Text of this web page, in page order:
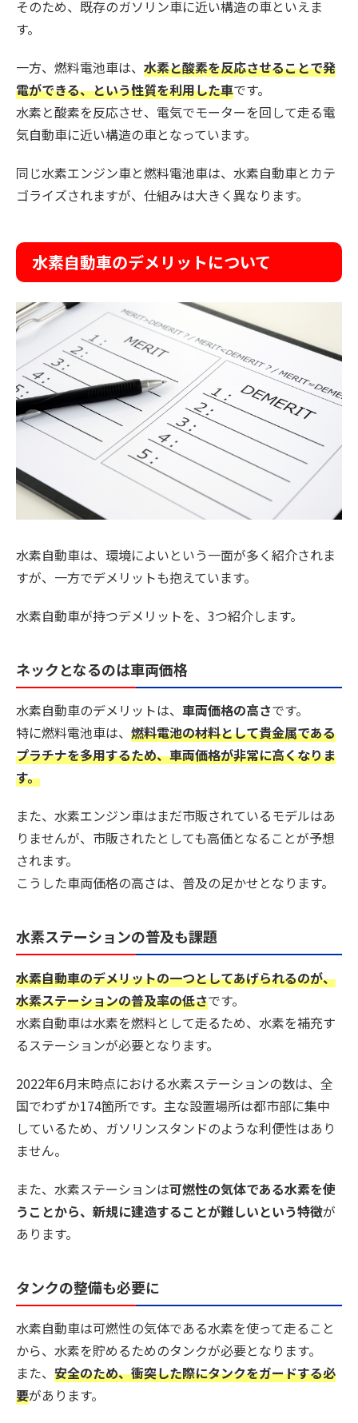
そのため、既存のガソリン車に近い構造の車といえま
す。
一方、燃料電池車は、 水素と酸素を反応させることで発
電ができる、という性質を利用した車です。
水素と酸素を反応させ、電気でモーターを回して走る電
気自動車に近い構造の車となっています。
同じ水素エンジン車と燃料電池車は、水素自動車とカテ
ゴライズされますが、仕組みは大きく異なります。
水素自動車のデメリットについて
水素自動車は、環境によいという一面が多く紹介されま
すが、一方でデメリットも抱えています。
水素自動車が持つデメリットを、3つ紹介します。
ネックとなるのは車両価格
水素自動車のデメリットは、 車両価格の高さです。
特に燃料電池車は、 燃料電池の材料として貴金属である
プラチナを多用するため、車両価格が非常に高くなりま
す。
また、水素エンジン車はまだ市販されているモデルはあ
りませんが、市販されたとしても高価となることが予想
されます。
こうした車両価格の高さは、普及の足かせとなります。
水素ステーションの普及も課題
水素自動車のデメリットの一つとしてあげられるのが、
水素ステーションの普及率の低さです。
水素自動車は水素を燃料として走るため、水素を補充す
るステーションが必要となります。
2022年6月末時点における水素ステーションの数は、全
国でわずか174箇所です。主な設置場所は都市部に集中
しているため、ガソリンスタンドのような利便性はあり
ません。
また、水素ステーションは可燃性の気体である水素を使
うことから、新規に建造することが難しいという特徴が
あります。
タンクの整備も必要に
水素自動車は可燃性の気体である水素を使って走ること
から、 水素を貯めるためのタンクが必要となります。
また、 安全のため、衝突した際にタンクをガードする必
要があります。